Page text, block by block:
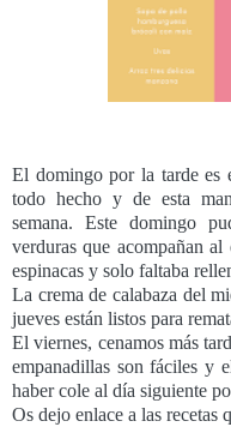
El domingo por la tarde es
todo hecho y de esta
semana. Este domingo
verduras que acompañan
espinacas y solo faltaba
La crema de calabaza del
jueves están listos para
El viernes, cenamos más
empanadillas son fáciles y
haber cole al día siguiente
Os dejo enlace a las recetas